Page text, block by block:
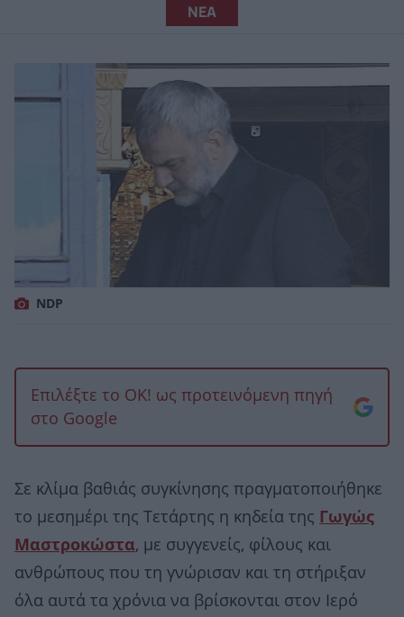
ΝΕΑ
NDP
Επιλέξτε το OK! ως προτεινόμενη πηγή
στο Google
Σε κλίμα βαθιάς συγκίνησης πραγματοποιήθηκε
το μεσημέρι της Τετάρτης η κηδεία της Γωγώς
Μαστροκώστα, με συγγενείς, φίλους και
ανθρώπους που τη γνώρισαν και τη στήριξαν
όλα αυτά τα χρόνια να βρίσκονται στον Ιερό